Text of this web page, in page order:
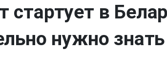
стартует в
нужно знать